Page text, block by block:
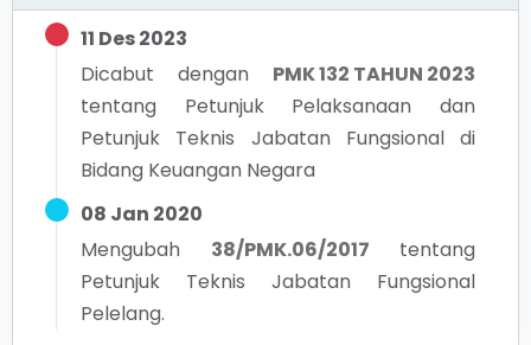
11 Des 2023
Dicabut dengan
PMK 132 TAHUN 2023
tentang Petunjuk Pelaksanaan dan
Petunjuk Teknis Jabatan Fungsional di
Bidang Keuangan Negara
08 Jan 2020
Mengubah
38/PMK.06/2017
tentang
Petunjuk Teknis Jabatan Fungsional
Pelelang.